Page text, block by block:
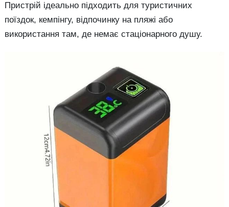
Пристрій ідеально підходить для туристичних
поїздок, кемпінгу, відпочинку на пляжі або
використання там, де немає стаціонарного душу.